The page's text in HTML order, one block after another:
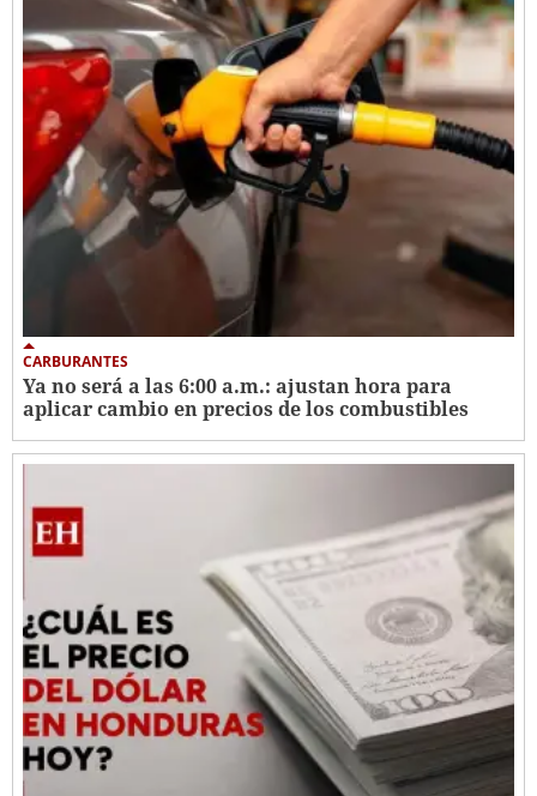
CARBURANTES
Ya no será a las 6:00 a.m.: ajustan hora para
aplicar cambio en precios de los combustibles